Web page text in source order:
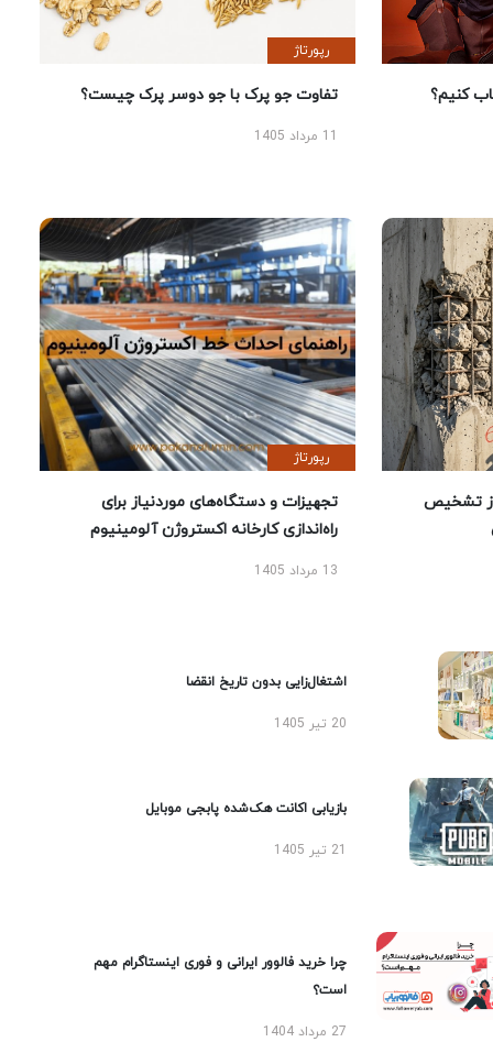
کنیم؟
رپورتاژ
تفاوت جو پرک با جو دوسر پرک چیست؟
تشخیص
رپورتاژ
تجهیزات و دستگاه‌های موردنیاز برای
راه‌اندازی کارخانه اکستروژن آلومینیوم
13 مرداد 1405
اشتغال‌زایی بدون تاریخ انقضا
20 تیر 1405
بازیابی اکانت هک‌شده پابجی موبایل
چرا خرید فالوور ایرانی و فوری اینستاگرام مهم
است؟
27 مرداد 1404